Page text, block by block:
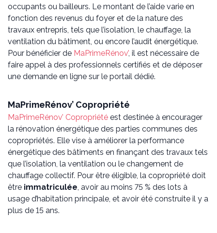
occupants ou bailleurs. Le montant de l’aide varie en
fonction des revenus du foyer et de la nature des
travaux entrepris, tels que l’isolation, le chauffage, la
ventilation du bâtiment, ou encore l’audit énergétique.
Pour bénéficier de MaPrimeRénov’, il est nécessaire de
faire appel à des professionnels certifiés et de déposer
une demande en ligne sur le portail dédié.
MaPrimeRénov’ Copropriété
MaPrimeRénov’ Copropriété est destinée à encourager
la rénovation énergétique des parties communes des
copropriétés. Elle vise à améliorer la performance
énergétique des bâtiments en finançant des travaux tels
que l’isolation, la ventilation ou le changement de
chauffage collectif. Pour être éligible, la copropriété doit
être immatriculée, avoir au moins 75 % des lots à
usage d’habitation principale, et avoir été construite il y a
plus de 15 ans.